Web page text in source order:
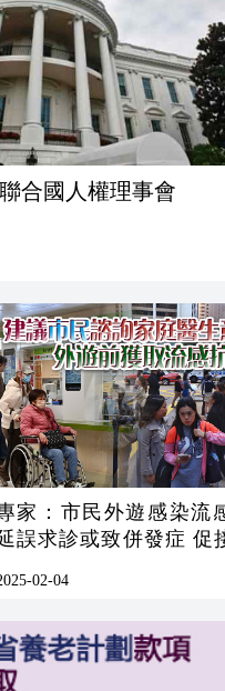
合國人權理事會
家：市民外遊感染流
誤求診或致併發症 促
02-04